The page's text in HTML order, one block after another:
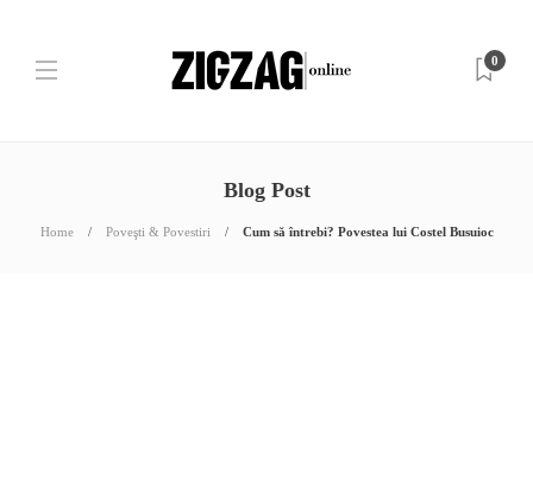
0
Blog Post
Home Poveşti & Povestiri Cum să întrebi? Povestea lui Costel Busuioc